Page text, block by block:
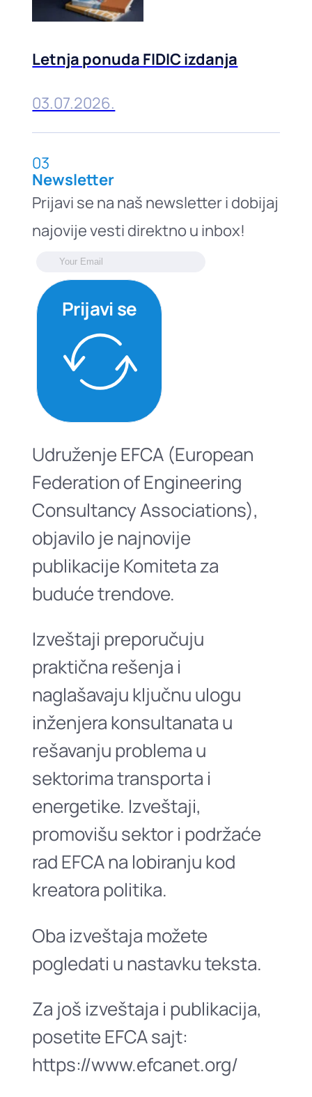
Letnja ponuda FIDIC izdanja
03.07.2026.
03
Newsletter
Prijavi se na naš newsletter i dobijaj
najovije vesti direktno u inbox!
Prijavi se
Udruženje EFCA (European
Federation of Engineering
Consultancy Associations),
objavilo je najnovije
publikacije Komiteta za
buduće trendove.
Izveštaji preporučuju
praktična rešenja i
naglašavaju ključnu ulogu
inženjera konsultanata u
rešavanju problema u
sektorima transporta i
energetike. Izveštaji,
promovišu sektor i podržaće
rad EFCA na lobiranju kod
kreatora politika.
Oba izveštaja možete
pogledati u nastavku teksta.
Za još izveštaja i publikacija,
posetite EFCA sajt:
https://www.efcanet.org/